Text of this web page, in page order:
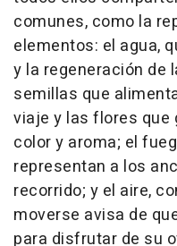
comunes, como la
elementos: el agua,
y la regeneración de
semillas que
viaje y las flores que
color y aroma; el
representan a los
recorrido; y el aire,
moverse avisa de
para disfrutar de su